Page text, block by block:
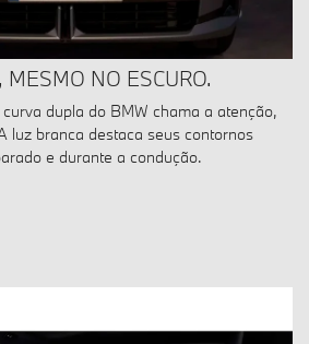
NO ESCURO.
dupla do BMW chama a atenção,
luz branca destaca seus contornos
e durante a condução.